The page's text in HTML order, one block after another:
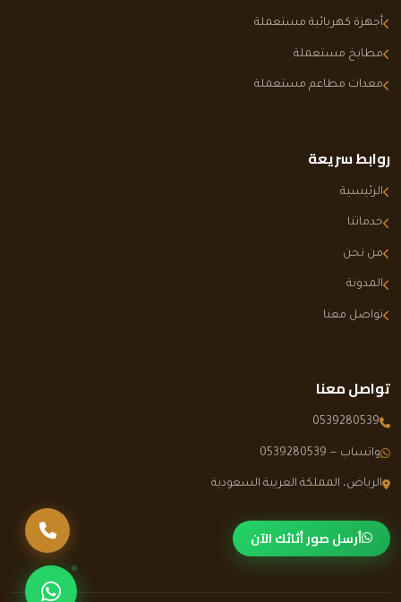
أجهزة كهربائية مستعملة
مطابخ مستعملة
معدات مطاعم مستعملة
روابط سريعة
الرئيسية
خدماتنا
من نحن
المدونة
تواصل معنا
تواصل معنا
0539280539
واتساب — 0539280539
الرياض، المملكة العربية السعودية
أرسل صور أثاثك الآن
تواصل عبر
اتصل بنا